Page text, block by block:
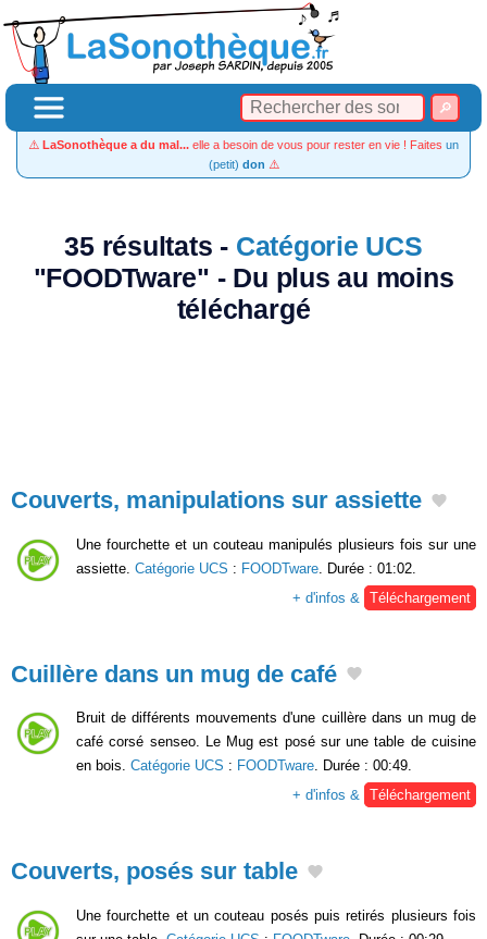
⚠️ LaSonothèque a du mal... elle a besoin de vous pour rester en vie ! Faites un
(petit) don ⚠️
35 résultats - Catégorie UCS
"FOODTware" - Du plus au moins
téléchargé
Couverts, manipulations sur assiette
Une fourchette et un couteau manipulés plusieurs fois sur une
assiette. Catégorie UCS : FOODTware . Durée : 01:02.
+ d'infos &
Téléchargement
Cuillère dans un mug de café
Bruit de différents mouvements d'une cuillère dans un mug de
café corsé senseo. Le Mug est posé sur une table de cuisine
en bois. Catégorie UCS : FOODTware. Durée : 00:49.
+ d'infos & Téléchargement
Couverts, posés sur table
Une fourchette et un couteau posés puis retirés plusieurs fois